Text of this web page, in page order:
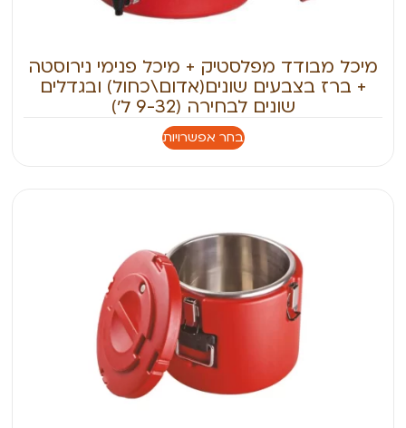
מיכל מבודד מפלסטיק + מיכל פנימי נירוסטה
+ ברז בצבעים שונים(אדום\כחול) ובגדלים
שונים לבחירה (9-32 ל׳)
בחר אפשרויות